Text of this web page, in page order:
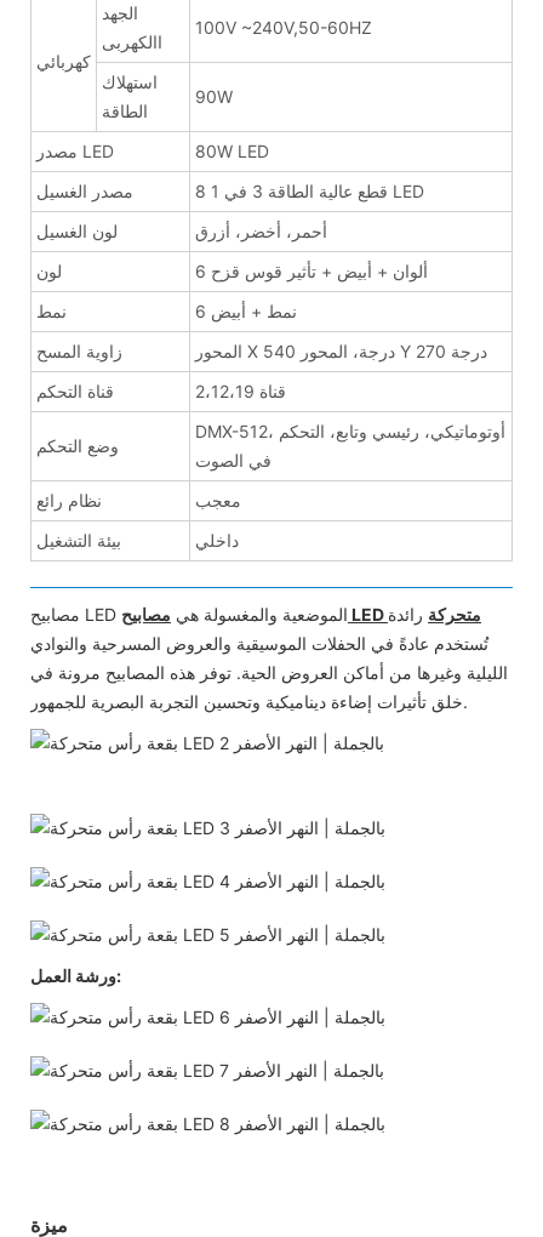
كهربائي
الجهد
االكهربى
100V ~240V,50-60HZ
استهلاك
الطاقة
90W
مصدر LED
80W LED
مصدر الغسيل
8 قطع عالية الطاقة 3 في 1 LED
لون الغسيل
أحمر، أخضر، أزرق
لون
6 ألوان + أبيض + تأثير قوس قزح
نمط
6 نمط + أبيض
زاوية المسح
المحور X 540 درجة، المحور Y 270 درجة
قناة التحكم
2،12،19 قناة
وضع التحكم
DMX-512، أوتوماتيكي، رئيسي وتابع، التحكم
في الصوت
نظام رائع
معجب
بيئة التشغيل
داخلي
مصابيح LED الموضعية والمغسولة هي مصابيح LED متحركة رائدة
تُستخدم عادةً في الحفلات الموسيقية والعروض المسرحية والنوادي
الليلية وغيرها من أماكن العروض الحية. توفر هذه المصابيح مرونة في
خلق تأثيرات إضاءة ديناميكية وتحسين التجربة البصرية للجمهور.
ورشة العمل:
ميزة